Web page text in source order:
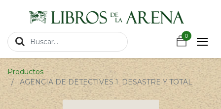
0
0
Productos
AGENCIA DE DETECTIVES 1. DESASTRE Y TOTAL